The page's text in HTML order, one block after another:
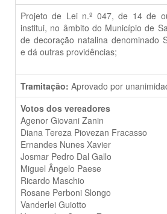
Projeto de Lei n.º 047, de 14 de
institui, no âmbito do Município de
de decoração natalina denominado
e dá outras providências;
Tramitação: Aprovado por
Votos dos vereadores
Agenor Giovani Zanin
Diana Tereza Piovezan Fracasso
Ernandes Nunes Xavier
Josmar Pedro Dal Gallo
Miguel Ângelo Paese
Ricardo Maschio
Rosane Perboni Slongo
Vanderlei Guiotto